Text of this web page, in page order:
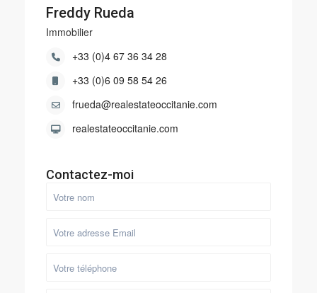
Freddy Rueda
Immobilier
+33 (0)4 67 36 34 28
+33 (0)6 09 58 54 26
frueda@realestateoccitanie.com
realestateoccitanie.com
Contactez-moi